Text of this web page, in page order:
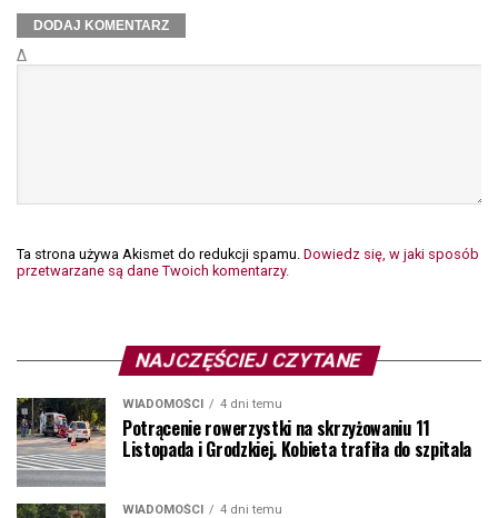
Δ
Ta strona używa Akismet do redukcji spamu. Dowiedz się, w jaki sposób
przetwarzane są dane Twoich komentarzy.
NAJCZĘŚCIEJ CZYTANE
WIADOMOŚCI 4 dni temu
Potrącenie rowerzystki na skrzyżowaniu 11
Listopada i Grodzkiej. Kobieta trafiła do szpitala
WIADOMOŚCI 4 dni temu